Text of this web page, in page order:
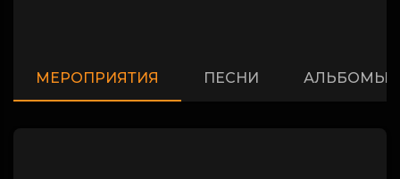
МЕРОПРИЯТИЯ ПЕСНИ АЛЬБОМЫ